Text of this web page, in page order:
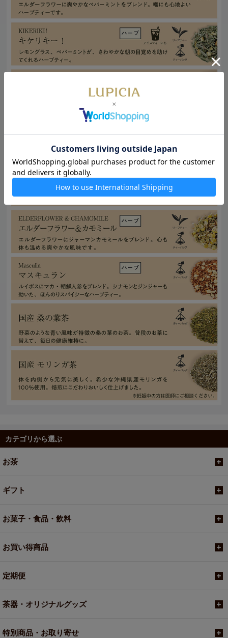
カテゴリから選ぶ
お茶
ギフト
お菓子・食品・飲料
お買い得商品
定期便
茶器・オリジナルグッズ
特別商品・お取り寄せ